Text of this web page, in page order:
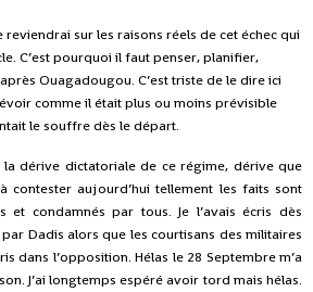
sur les raisons réels de cet échec qui
C’est pourquoi il faut penser, planifier,
Ouagadougou. C’est triste de le dire ici
comme il était plus ou moins prévisible
le souffre dès le départ.
la dérive dictatoriale de ce régime, dérive que
contester aujourd’hui tellement les faits sont
et condamnés par tous. Je l’avais écris dès
Dadis alors que les courtisans des militaires
dans l’opposition. Hélas le 28 Septembre m’a
J’ai longtemps espéré avoir tord mais hélas.